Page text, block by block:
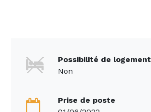
Possibilité de logement
Non
Prise de poste